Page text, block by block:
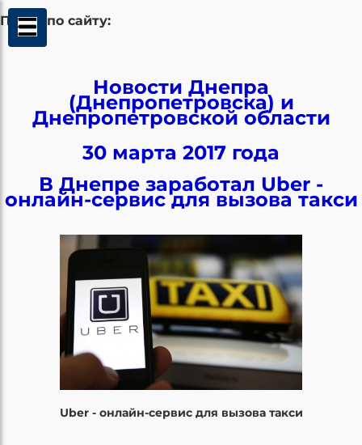
Поиск по сайту:
Новости Днепра
(Днепропетровска) и
Днепропетровской области
30 марта 2017 года
В Днепре заработал Uber -
онлайн-сервис для вызова такси
Uber - онлайн-сервис для вызова такси